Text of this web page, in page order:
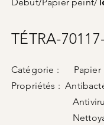
TÉTRA-
Catégorie : Papier
Propriétés :
Nettoyage